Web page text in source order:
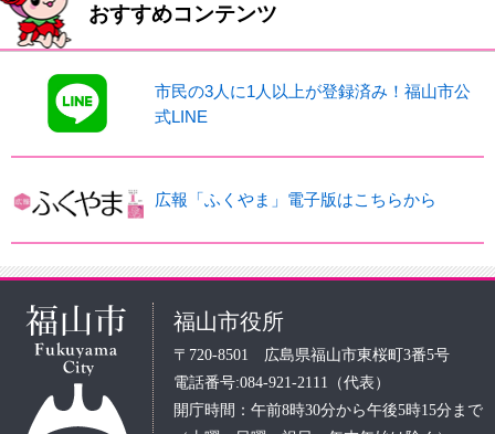
おすすめコンテンツ
市民の3人に1人以上が登録済み！福山市公
式LINE
広報「ふくやま」電子版はこちらから
福山市役所
〒720-8501 広島県福山市東桜町3番5号
電話番号:084-921-2111（代表）
開庁時間：午前8時30分から午後5時15分まで